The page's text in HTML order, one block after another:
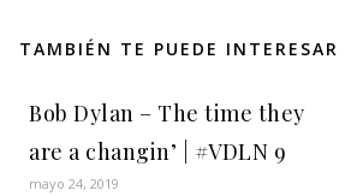
TAMBIÉN TE PUEDE INTERESAR
Bob Dylan – The time they
are a changin’ | #VDLN 9
mayo 24, 2019